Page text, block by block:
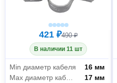
421 ₽490 ₽
В наличии 11 шт
Min диаметр кабеля
16 мм
17 мм